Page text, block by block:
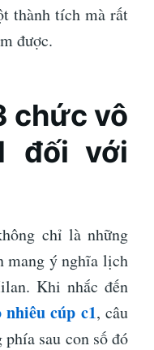
thành tích mà rất
được.
chức vô
đối với
chỉ là những
mang ý nghĩa lịch
Khi nhắc đến
cúp c1, câu
sau con số đó